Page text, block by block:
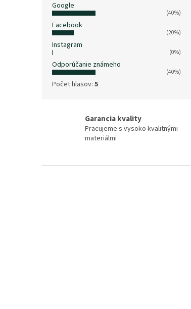
Google
(40%)
Facebook
(20%)
Instagram
(0%)
Odporúčanie známeho
(40%)
Počet hlasov: 5
Garancia kvality
Pracujeme s vysoko kvalitnými
materiálmi